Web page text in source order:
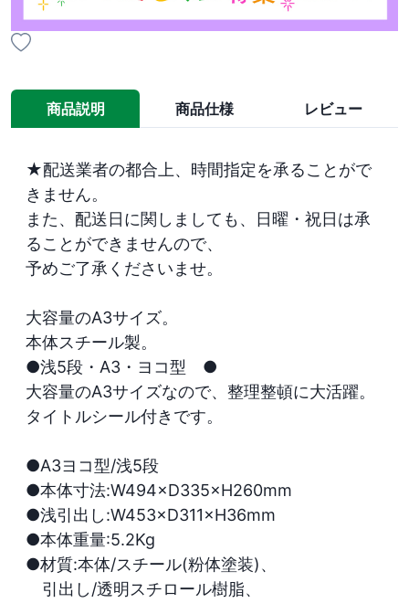
商品説明 商品仕様 レビュー
★配送業者の都合上、時間指定を承ることがで
きません。
また、配送日に関しましても、日曜・祝日は承
ることができませんので、
予めご了承くださいませ。
大容量のA3サイズ。
本体スチール製。
●浅5段・A3・ヨコ型　●
大容量のA3サイズなので、整理整頓に大活躍。
タイトルシール付きです。
●A3ヨコ型/浅5段
●本体寸法:W494×D335×H260mm
●浅引出し:W453×D311×H36mm
●本体重量:5.2Kg
●材質:本体/スチール(粉体塗装)、
引出し/透明スチロール樹脂、